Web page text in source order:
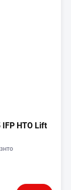
HTO Lift